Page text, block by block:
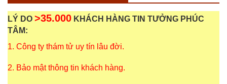
LÝ DO >35.000 KHÁCH HÀNG TIN TƯỞNG PHÚC
TÂM:
1. Công ty thám tử uy tín lâu đời.
2. Bảo mật thông tin khách hàng.